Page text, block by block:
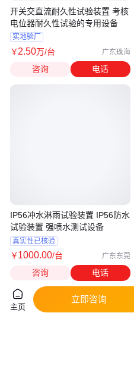
开关交直流耐久性试验装置 考核
电位器耐久性试验的专用设备
实地验厂
￥2.50万/台 广东珠海
咨询 电话
IP56冲水淋雨试验装置 IP56防水
试验装置 强喷水测试设备
真实性已核验
￥1000.00/台 广东东莞
咨询 电话
主页
立即咨询